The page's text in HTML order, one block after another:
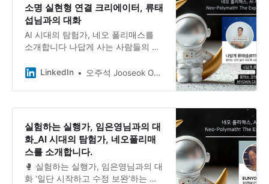
일지> 연재, 대학 특강, 공모전 멘토
링까지.
소명 실현형 연결 크리에이터, 류태
섭님과의 대화
AI 시대의 탐험가, 네오 폴리매스를
소개합니다 나답게 사는 사람들의 점
의 대화 스타트업 대표이자 강사, 컨
인. 류태섭님의 명함은 한 장으로 부
LinkedIn 오주석 Jooseok Oh, DBA, Ph.D.
실험하는 실행가, 임은영님과의 대
화_AI 시대의 탐험가, 네오폴리매
스를 소개합니다.
🥊 실험하는 실행가, 임은영님과의 대
화 ‘일단 시작하고 수정 보완‘하는 우